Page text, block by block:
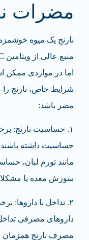
مضرات
نارنج یک میوه
اما در مواردی ممکن
شرایط خاص، نارنج
مضر باشد:
۱. حساسیت نارنج:
حساسیت داشته
مانند تورم لبان،
سوزش معده یا
۲. تداخل با داروها:
داروهای مصرفی
مصرف نارنج همزمان